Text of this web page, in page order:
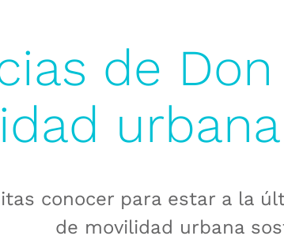
de
conocer para estar a la
de movilidad urbana